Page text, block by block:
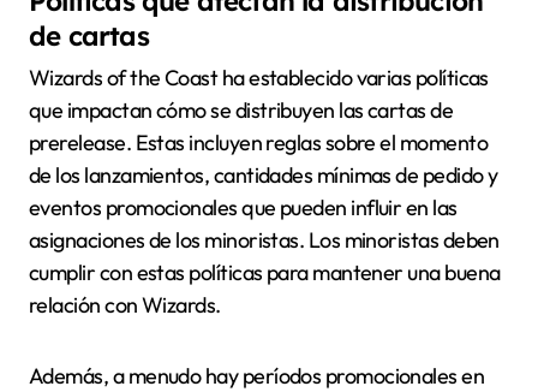
de cartas
Wizards of the Coast ha establecido varias políticas
que impactan cómo se distribuyen las cartas de
prerelease. Estas incluyen reglas sobre el momento
de los lanzamientos, cantidades mínimas de pedido y
eventos promocionales que pueden influir en las
asignaciones de los minoristas. Los minoristas deben
cumplir con estas políticas para mantener una buena
relación con Wizards.
Además, a menudo hay períodos promocionales en